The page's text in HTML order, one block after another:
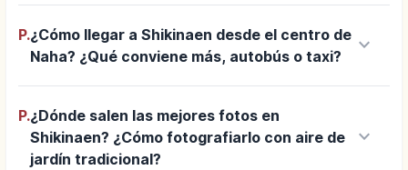
P.¿Cómo llegar a Shikinaen desde el centro de
Naha? ¿Qué conviene más, autobús o taxi?
keyboard_arrow_down
P.¿Dónde salen las mejores fotos en
Shikinaen? ¿Cómo fotografiarlo con aire de
jardín tradicional?
keyboard_arrow_down